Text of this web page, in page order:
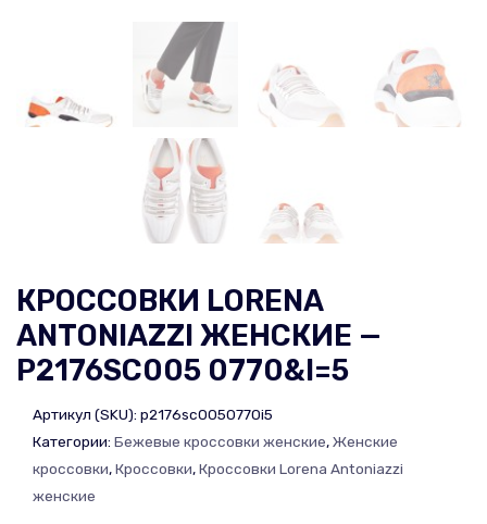
КРОССОВКИ LORENA
ANTONIAZZI ЖЕНСКИЕ —
P2176SC005 0770&I=5
Артикул (SKU): p2176sc0050770i5
Категории: Бежевые кроссовки женские,Женские
кроссовки,Кроссовки,Кроссовки Lorena Antoniazzi
женские